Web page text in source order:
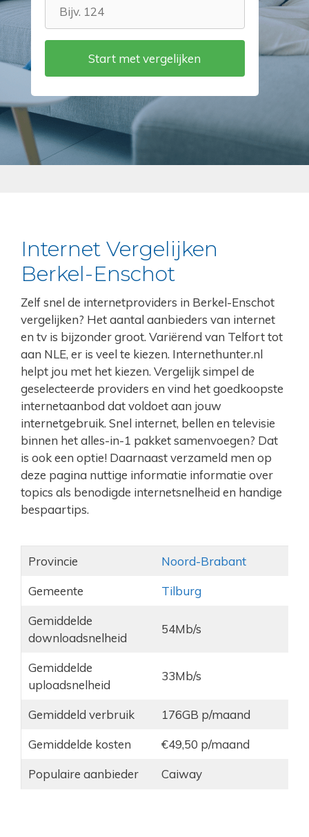
Internet Vergelijken
Berkel-Enschot
Zelf snel de internetproviders in Berkel-Enschot
vergelijken? Het aantal aanbieders van internet
en tv is bijzonder groot. Variërend van Telfort tot
aan NLE, er is veel te kiezen. Internethunter.nl
helpt jou met het kiezen. Vergelijk simpel de
geselecteerde providers en vind het goedkoopste
internetaanbod dat voldoet aan jouw
internetgebruik. Snel internet, bellen en televisie
binnen het alles-in-1 pakket samenvoegen? Dat
is ook een optie! Daarnaast verzameld men op
deze pagina nuttige informatie informatie over
topics als benodigde internetsnelheid en handige
bespaartips.
Provincie Noord-Brabant
Gemeente Tilburg
Gemiddelde
downloadsnelheid
54Mb/s
Gemiddelde
uploadsnelheid
33Mb/s
Gemiddeld verbruik 176GB p/maand
Gemiddelde kosten €49,50 p/maand
Populaire aanbieder Caiway